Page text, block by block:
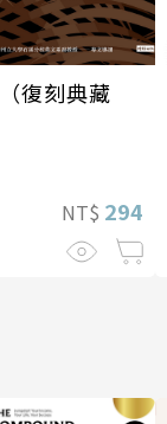
復刻典藏
NT$ 294